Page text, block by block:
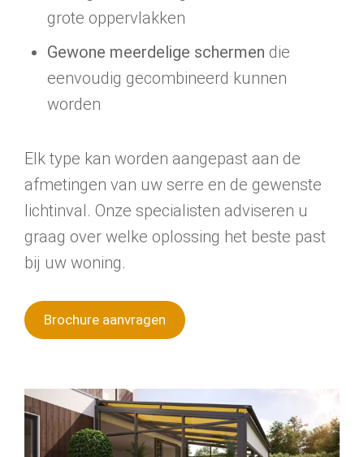
grote oppervlakken
Gewone meerdelige schermen die
eenvoudig gecombineerd kunnen
worden
Elk type kan worden aangepast aan de
afmetingen van uw serre en de gewenste
lichtinval. Onze specialisten adviseren u
graag over welke oplossing het beste past
bij uw woning.
Brochure aanvragen